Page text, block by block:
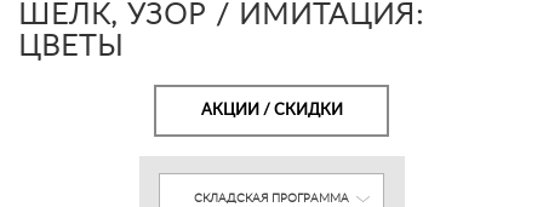
ШЕЛК, УЗОР / ИМИТАЦИЯ:
ЦВЕТЫ
АКЦИИ / СКИДКИ
СКЛАДСКАЯ ПРОГРАММА